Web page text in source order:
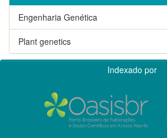
Engenharia Genética
Plant genetics
Indexado por